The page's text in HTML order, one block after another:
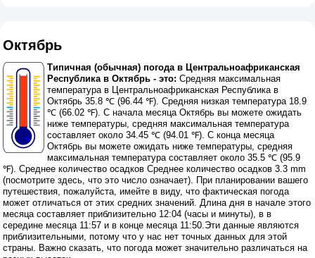
Октябрь
Типичная (обычная) погода в Центральноафриканская
Республика в Октябрь - это: Средняя максимальная
температура в Центральноафриканская Республика в
Октябрь 35.8 ℃ (96.44 ℉). Средняя низкая температура 18.9
℃ (66.02 ℉). С начала месяца Октябрь вы можете ожидать
ниже температуры, средняя максимальная температура
составляет около 34.45 ℃ (94.01 ℉). С конца месяца
Октябрь вы можете ожидать ниже температуры, средняя
максимальная температура составляет около 35.5 ℃ (95.9
℉). Среднее количество осадков Среднее количество осадков 3.3 mm
(посмотрите здесь, что это число означает). При планировании вашего
путешествия, пожалуйста, имейте в виду, что фактическая погода
может отличаться от этих средних значений. Длина дня в начале этого
месяца составляет приблизительно 12:04 (часы и минуты), в в
середине месяца 11:57 и в конце месяца 11:50.Эти данные являются
приблизительными, потому что у нас нет точных данных для этой
страны. Важно сказать, что погода может значительно различаться на